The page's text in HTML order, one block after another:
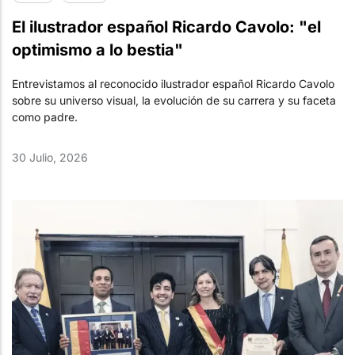
El ilustrador español Ricardo Cavolo: "el
optimismo a lo bestia"
Entrevistamos al reconocido ilustrador español Ricardo Cavolo
sobre su universo visual, la evolución de su carrera y su faceta
como padre.
30 Julio, 2026